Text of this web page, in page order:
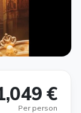
€
Per person